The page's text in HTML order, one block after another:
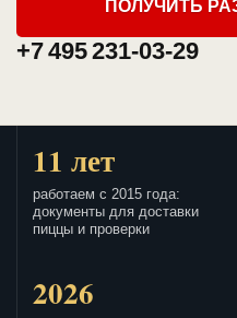
ПОЛУЧИТЬ
+7 495 231-03-29
11 лет
работаем с 2015 года:
документы для доставки
пиццы и проверки
2026